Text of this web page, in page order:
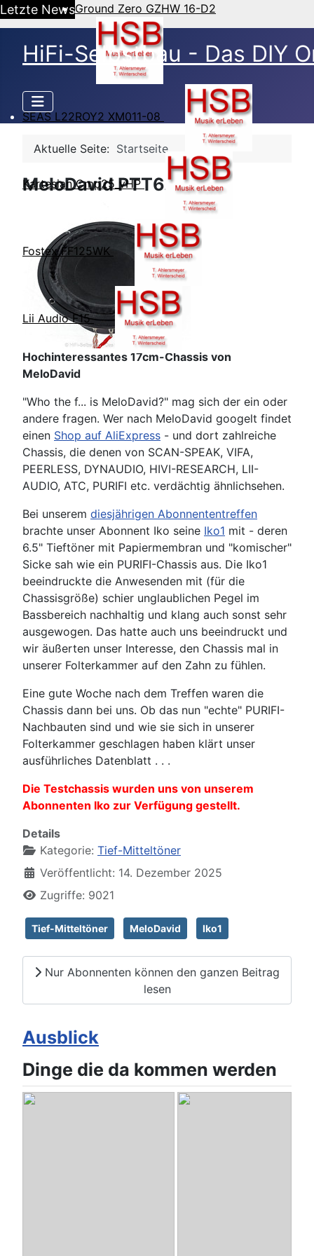
Letzte NewsGround Zero GZHW 16-D2
SEAS L22ROY2 XM011-08
Kartesian Cmp25_vHP
Fostex FF125WK
Lii Audio F15
HiFi-Selbstbau - Das DIY
Aktuelle Seite: Startseite
MeloDavid PTT6.5P4
Hochinteressantes 17cm-Chassis von
MeloDavid
"Who the f... is MeloDavid?" mag sich der ein oder
andere fragen. Wer nach MeloDavid googelt findet
einen Shop auf AliExpress - und dort zahlreiche
Chassis, die denen von SCAN-SPEAK, VIFA,
PEERLESS, DYNAUDIO, HIVI-RESEARCH, LII-
AUDIO, ATC, PURIFI etc. verdächtig ähnlichsehen.
Bei unserem diesjährigen Abonnententreffen
brachte unser Abonnent Iko seine Iko1 mit - deren
6.5" Tieftöner mit Papiermembran und "komischer"
Sicke sah wie ein PURIFI-Chassis aus. Die Iko1
beeindruckte die Anwesenden mit (für die
Chassisgröße) schier unglaublichen Pegel im
Bassbereich nachhaltig und klang auch sonst sehr
ausgewogen. Das hatte auch uns beeindruckt und
wir äußerten unser Interesse, den Chassis mal in
unserer Folterkammer auf den Zahn zu fühlen.
Eine gute Woche nach dem Treffen waren die
Chassis dann bei uns. Ob das nun "echte" PURIFI-
Nachbauten sind und wie sie sich in unserer
Folterkammer geschlagen haben klärt unser
ausführliches Datenblatt . . .
Die Testchassis wurden uns von unserem
Abonnenten Iko zur Verfügung gestellt.
Details
Kategorie: Tief-Mitteltöner
Veröffentlicht: 14. Dezember 2025
Zugriffe: 9021
Tief-Mitteltöner MeloDavid Iko1
Nur Abonnenten können den ganzen Beitrag
lesen
Ausblick
Dinge die da kommen werden